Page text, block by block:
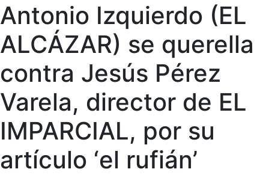
Antonio Izquierdo (EL
ALCÁZAR) se querella
contra Jesús Pérez
Varela, director de EL
IMPARCIAL, por su
artículo ‘el rufián’